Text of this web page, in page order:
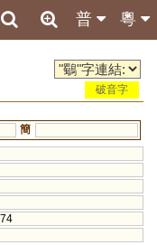
粵
普
破音字
簡